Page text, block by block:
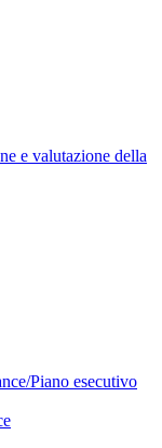
e valutazione della
Piano esecutivo